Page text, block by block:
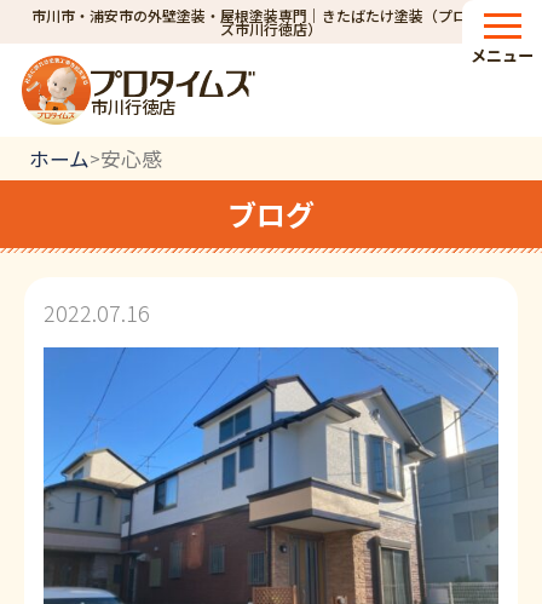
市川市・浦安市の外壁塗装・屋根塗装専門｜きたばたけ塗装（プロタイム
ズ市川行徳店）
市川行徳店
メニュー
ホーム>安心感
ブログ
2022.07.16